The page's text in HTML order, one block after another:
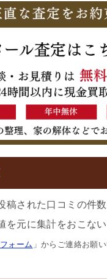
稿された口コミの件
元に集計をおこな
ォーム 」からご連絡お願